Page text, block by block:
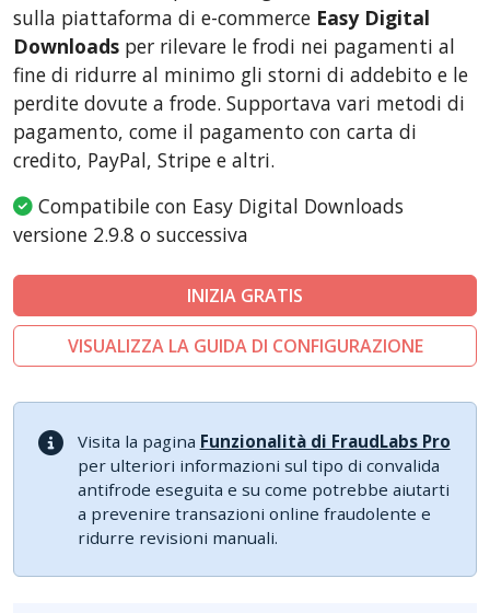
Sylius
sulla piattaforma di e-commerce Easy Digital
Downloads per rilevare le frodi nei pagamenti al
fine di ridurre al minimo gli storni di addebito e le
perdite dovute a frode. Supportava vari metodi di
pagamento, come il pagamento con carta di
credito, PayPal, Stripe e altri.
Compatibile con Easy Digital Downloads
versione 2.9.8 o successiva
INIZIA GRATIS
VISUALIZZA LA GUIDA DI CONFIGURAZIONE
Visita la pagina Funzionalità di FraudLabs Pro
per ulteriori informazioni sul tipo di convalida
antifrode eseguita e su come potrebbe aiutarti
a prevenire transazioni online fraudolente e
ridurre revisioni manuali.